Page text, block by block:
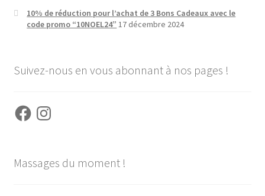
10% de réduction pour l’achat de 3 Bons Cadeaux avec le
code promo “10NOEL24” 17 décembre 2024
Suivez-nous en vous abonnant à nos pages !
FacebookInstagram
Massages du moment !